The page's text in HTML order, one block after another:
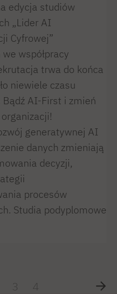
edycja studiów
„Lider AI
Cyfrowej”
współpracy
trwa do końca
niewiele czasu
Bądź AI-First i zmień
generatywnej AI
danych zmieniają
decyzji,
procesów
Studia podyplomowe
3 4